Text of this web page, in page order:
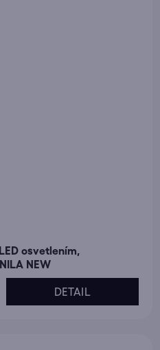
osvetlením,
NEW
DETAIL